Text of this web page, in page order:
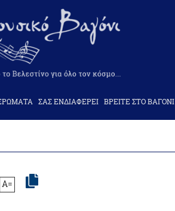
ΣΑΣ ΕΝΔΙΑΦΕΡΕΙ ΒΡΕΙΤΕ ΣΤΟ ΒΑΓΟΝΙ
A=